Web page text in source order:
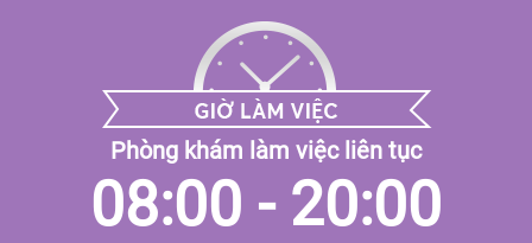
Phòng khám làm việc liên tục
08:00 - 20:00